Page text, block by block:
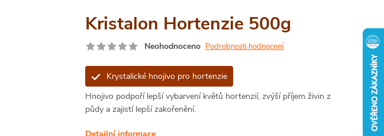
Kristalon Hortenzie 500g
Neohodnoceno Podrobnosti hodnocení
Krystalické hnojivo pro hortenzie
Hnojivo podpoří lepší vybarvení květů hortenzií, zvýší příjem živin z
půdy a zajistí lepší zakořenění.